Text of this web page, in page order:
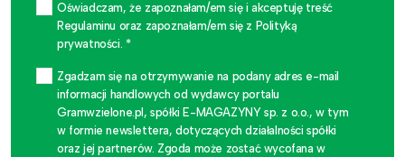
Oświadczam, że zapoznałam/em się i akceptuję treść
Regulaminu oraz zapoznałam/em się z Polityką
prywatności. *
Zgadzam się na otrzymywanie na podany adres e-mail
informacji handlowych od wydawcy portalu
Gramwzielone.pl, spółki E-MAGAZYNY sp. z o.o., w tym
w formie newslettera, dotyczących działalności spółki
oraz jej partnerów. Zgoda może zostać wycofana w